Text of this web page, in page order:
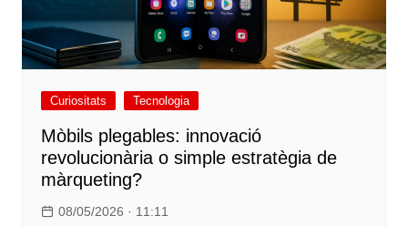
Curiositats Tecnologia
Mòbils plegables: innovació
revolucionària o simple estratègia de
màrqueting?
08/05/2026 · 11:11